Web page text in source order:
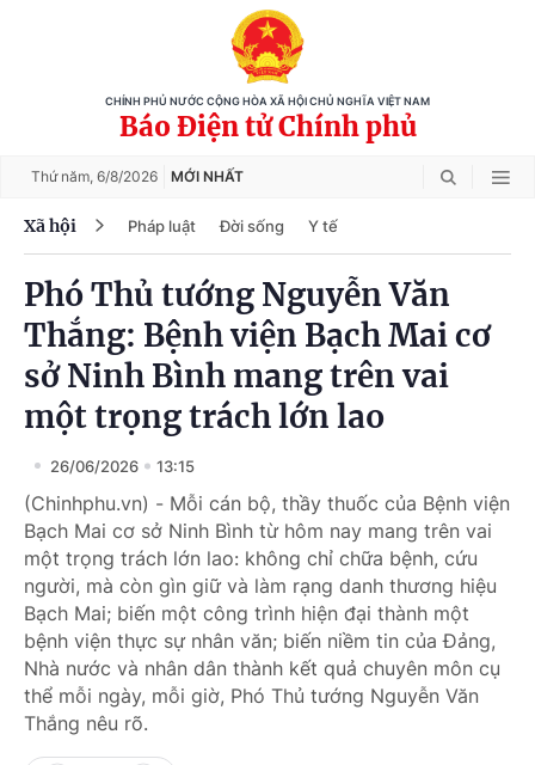
CHÍNH PHỦ NƯỚC CỘNG HÒA XÃ HỘI CHỦ NGHĨA VIỆT NAM
Báo Điện tử Chính phủ
Thứ năm, 6/8/2026 MỚI NHẤT
Xã hội Pháp luật Đời sống Y tế
Phó Thủ tướng Nguyễn Văn
Thắng: Bệnh viện Bạch Mai cơ
sở Ninh Bình mang trên vai
một trọng trách lớn lao
26/06/2026 13:15
(Chinhphu.vn) - Mỗi cán bộ, thầy thuốc của Bệnh viện
Bạch Mai cơ sở Ninh Bình từ hôm nay mang trên vai
một trọng trách lớn lao: không chỉ chữa bệnh, cứu
người, mà còn gìn giữ và làm rạng danh thương hiệu
Bạch Mai; biến một công trình hiện đại thành một
bệnh viện thực sự nhân văn; biến niềm tin của Đảng,
Nhà nước và nhân dân thành kết quả chuyên môn cụ
thể mỗi ngày, mỗi giờ, Phó Thủ tướng Nguyễn Văn
Thắng nêu rõ.